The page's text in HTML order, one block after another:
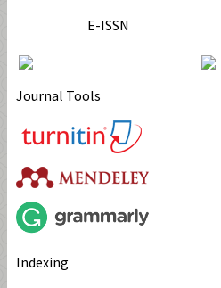
E-ISSN
Journal Tools
Indexing